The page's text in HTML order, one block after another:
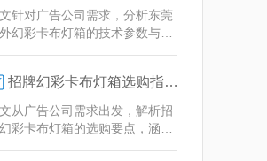
解决方案。
针对广告公司需求，分析东莞
幻彩卡布灯箱的技术参数与定
招牌幻彩卡布灯箱选购指南：广州广告公司专业视角
从广告公司需求出发，解析招
彩卡布灯箱的选购要点，涵盖